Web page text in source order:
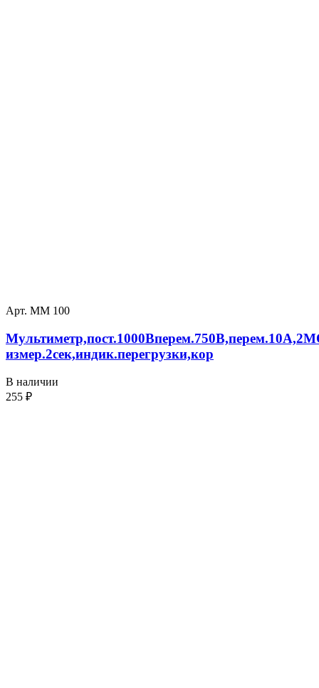
Арт. ММ 100
измер.2сек,индик.перегрузки,кор
В наличии
255 ₽